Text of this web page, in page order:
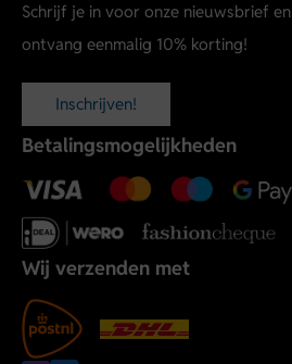
Schrijf je in voor onze nieuwsbrief en
ontvang eenmalig 10% korting!
Inschrijven!
Betalingsmogelijkheden
Wij verzenden met